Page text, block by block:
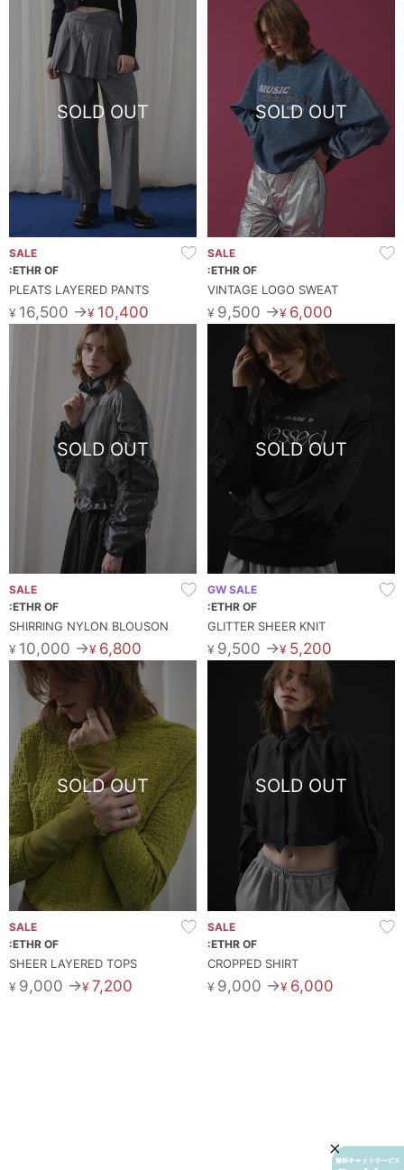
SOLD OUT
SALE
:ETHR OF
PLEATS LAYERED PANTS
¥16,500 →¥10,400
SOLD OUT
SALE
:ETHR OF
VINTAGE LOGO SWEAT
¥9,500 →¥6,000
SOLD OUT
SALE
:ETHR OF
SHIRRING NYLON BLOUSON
¥10,000 →¥6,800
SOLD OUT
GW SALE
:ETHR OF
GLITTER SHEER KNIT
¥9,500 →¥5,200
SOLD OUT
SALE
:ETHR OF
SHEER LAYERED TOPS
¥9,000 →¥7,200
SOLD OUT
SALE
:ETHR OF
CROPPED SHIRT
¥9,000 →¥6,000